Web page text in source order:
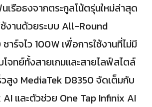
เรือธงจากตระกูลโน้ตรุ่นใหม่ล่าสุด
ช้งานด้วยระบบ All-Round
าร์จไว 100W เพื่อการใช้งานที่ไม่มี
จทย์ทั้งสายเกมและสายไลฟ์สไตล์
สูง MediaTek D8350 จัดเต็มกับ
และตัวช่วย One Tap Infinix AI